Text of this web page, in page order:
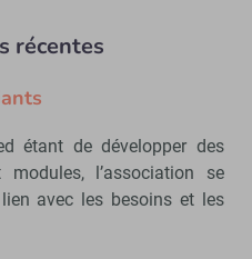
récentes
étant de développer des
l’association se
avec les besoins et les